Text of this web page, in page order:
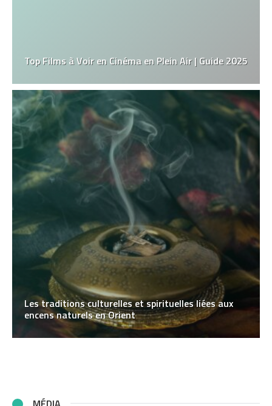
Top Films à Voir en Cinéma en Plein Air | Guide 2025
Les traditions culturelles et spirituelles liées aux
encens naturels en Orient